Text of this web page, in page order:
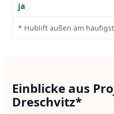
ja
* Hublift außen am
Einblicke aus
Dreschvitz*